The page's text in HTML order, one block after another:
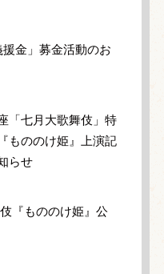
援金」募金活動のお
「七月大歌舞伎」特
もののけ姫』上演記
らせ
『もののけ姫』公